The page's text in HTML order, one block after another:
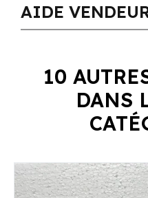
AIDE
10
DANS